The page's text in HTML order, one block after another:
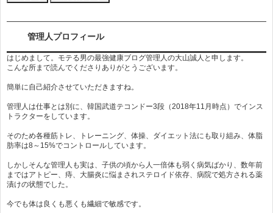
管理人プロフィール
はじめまして。モテる男の最強健康ブログ管理人の大山誠人と申します。
こんな所まで読んでくださりありがとうございます。
簡単に自己紹介させていただきますね。
管理人は仕事とは別に、韓国武道テコンドー3段（2018年11月時点）でインス
トラクターをしています。
そのため各種筋トレ、トレーニング、体操、ダイエット法にも取り組み、体脂
肪率は8～15%でコントロールしています。
しかしそんな管理人も実は、子供の頃から人一倍体も弱く病気ばかり、数年前
まではアトピー、痔、大腸炎に悩まされステロイド依存、病院で処方される薬
漬けの状態でした。
今でも体は良くも悪くも繊細で敏感です。